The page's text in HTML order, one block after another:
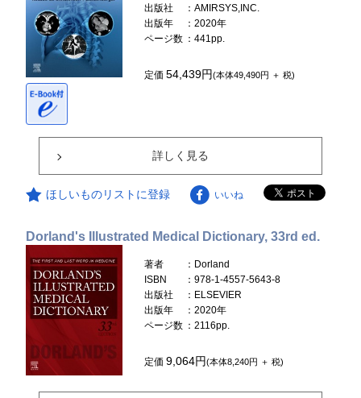
出版社
：AMIRSYS,INC.
出版年
：2020年
ページ数 ：441pp.
定価54,439円(本体49,490円 ＋ 税)
詳しく見る
ほしいものリストに登録 いいね
Dorland's Illustrated Medical Dictionary, 33rd ed.
著者
：Dorland
ISBN
：978-1-4557-5643-8
出版社
：ELSEVIER
出版年
：2020年
ページ数 ：2116pp.
定価9,064円(本体8,240円 ＋ 税)